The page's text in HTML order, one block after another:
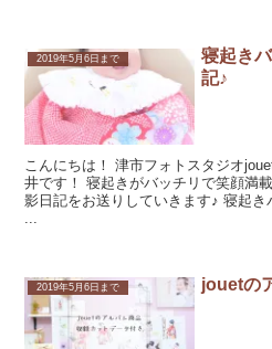
2019年5月6日まで
寝起き
記♪
こんにちは！ 津市フォトスタジオ
井です！ 寝起きがバッチリで笑顔満
影日記をお送りしていきます♪ 寝起
2019年5月6日まで jouetの